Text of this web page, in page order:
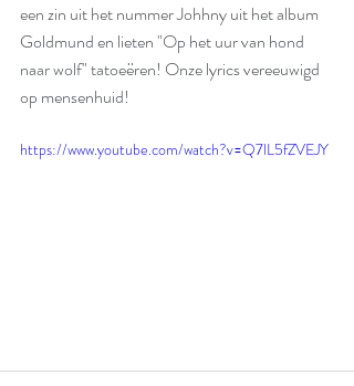
een zin uit het nummer Johhny uit het album
Goldmund en lieten "Op het uur van hond
naar wolf" tatoeëren! Onze lyrics vereeuwigd
op mensenhuid!
https://www.youtube.com/watch?v=Q7lL5fZVEJY